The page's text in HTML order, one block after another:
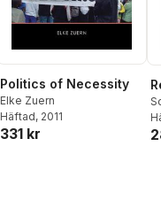
Politics of Necessity
Elke Zuern
Häftad, 2011
331 kr